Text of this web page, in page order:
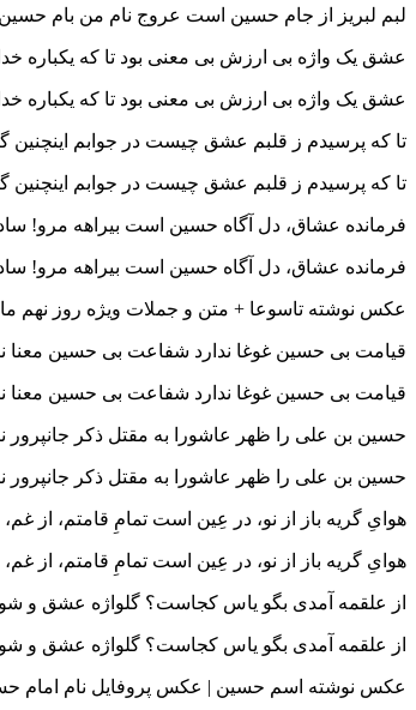
لبم لبریز از جام حسین است عروج نام من بام
عشق یک واژه‌ بی ارزش بی معنی بود تا که
عشق یک واژه‌ بی ارزش بی معنی بود تا که
تا که پرسیدم ز قلبم عشق چیست در جوابم
تا که پرسیدم ز قلبم عشق چیست در جوابم
فرمانده عشاق، دل آگاه حسین است بیراهه مرو!
فرمانده عشاق، دل آگاه حسین است بیراهه مرو!
عکس نوشته تاسوعا + متن و جملات ویژه روز نهم
قیامت بی حسین غوغا ندارد شفاعت بی حسین معنا
قیامت بی حسین غوغا ندارد شفاعت بی حسین معنا
حسین بن علی را ظهر عاشورا به مقتل ذکر جانپرور
حسین بن علی را ظهر عاشورا به مقتل ذکر جانپرور
هوایِ گریه باز از نو، در عِین است تمامِ قامتم،
هوایِ گریه باز از نو، در عِین است تمامِ قامتم،
از علقمه آمدی بگو یاس کجاست؟ گلواژه عشق و
از علقمه آمدی بگو یاس کجاست؟ گلواژه عشق و
عکس نوشته اسم حسین | عکس پروفایل نام امام